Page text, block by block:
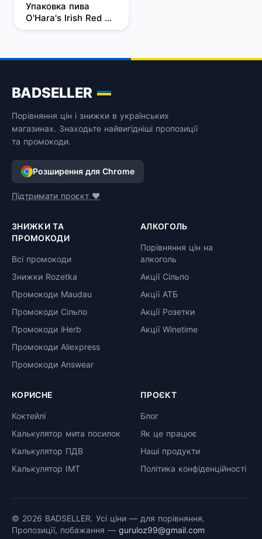
Упаковка пива
O'Hara's Irish Red
червоне 0.33 л 4.3%
BADSELLER
Порівняння цін і знижки в українських
магазинах. Знаходьте найвигідніші пропозиції
та промокоди.
Розширення для Chrome
Підтримати проєкт ❤️
ЗНИЖКИ ТА
ПРОМОКОДИ
Всі промокоди
Знижки Rozetka
Промокоди Maudau
Промокоди Сільпо
Промокоди iHerb
Промокоди Aliexpress
Промокоди Answear
АЛКОГОЛЬ
Порівняння цін на
алкоголь
Акції Сільпо
Акції АТБ
Акції Розетки
Акції Winetime
КОРИСНЕ
Коктейлі
Калькулятор мита посилок
Калькулятор ПДВ
Калькулятор ІМТ
ПРОЄКТ
Блог
Як це працює
Наші продукти
Політика конфіденційності
© 2026 BADSELLER. Усі ціни — для порівняння.
Пропозиції, побажання — guruloz99@gmail.com